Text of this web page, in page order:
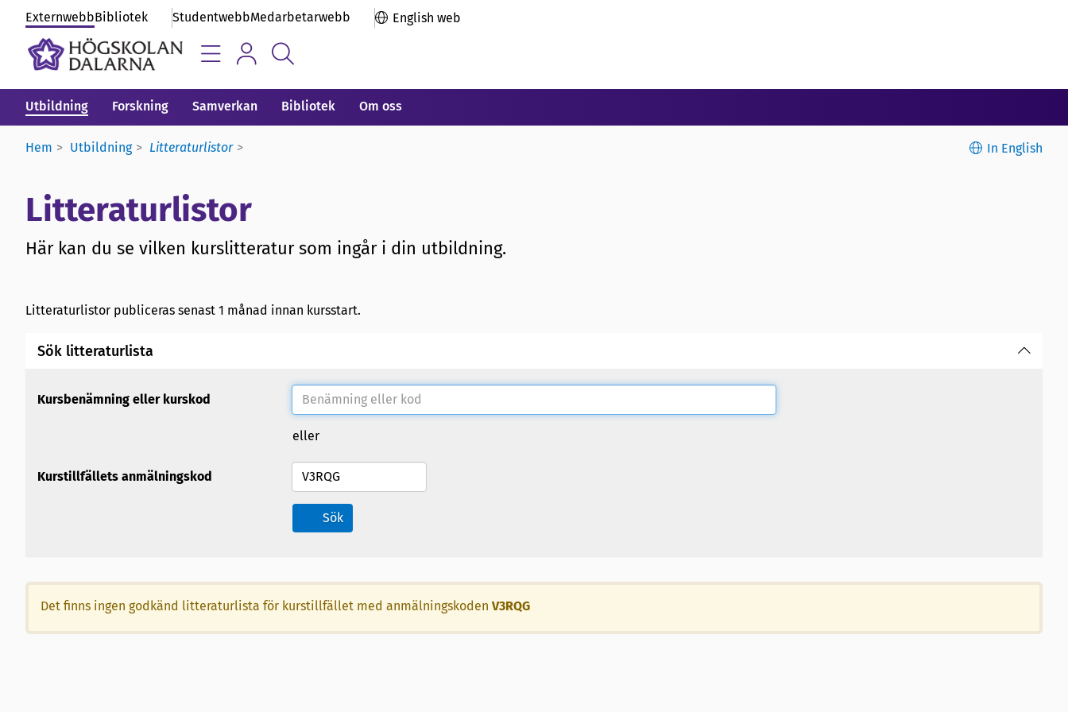
ExternwebbBibliotek StudentwebbMedarbetarwebb English web
Utbildning Forskning Samverkan Bibliotek Om oss
Hem Utbildning Litteraturlistor In English
Litteraturlistor
Här kan du se vilken kurslitteratur som ingår i din utbildning.
Litteraturlistor publiceras senast 1 månad innan kursstart.
Sök litteraturlista
Kursbenämning eller kurskod
eller
Kurstillfällets anmälningskod
Sök
Det finns ingen godkänd litteraturlista för kurstillfället med anmälningskoden V3RQG